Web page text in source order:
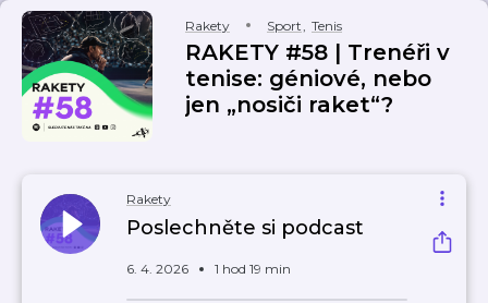
Rakety Sport, Tenis
RAKETY #58 | Trenéři v
tenise: géniové, nebo
jen „nosiči raket“?
Rakety
Poslechněte si podcast
6. 4. 2026 1 hod 19 min